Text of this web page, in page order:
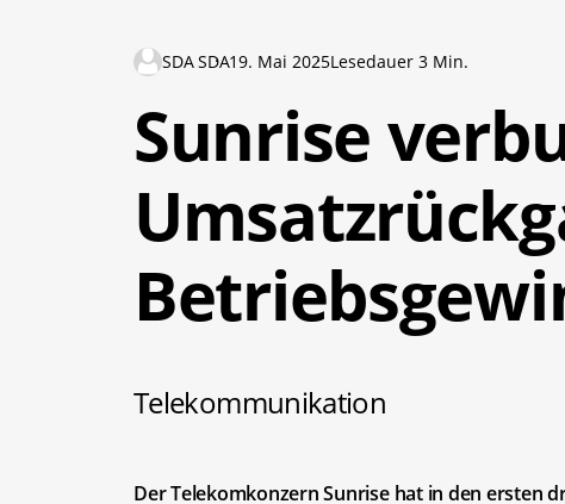
SDA SDA19. Mai 2025Lesedauer 3 Min.
Sunrise
Telekommunikation
Der Telekomkonzern Sunrise hat in den ersten